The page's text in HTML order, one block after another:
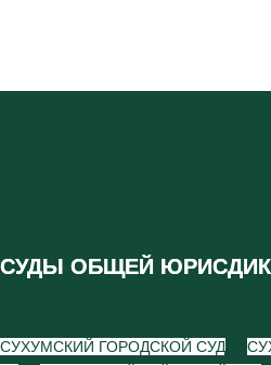
СУДЫ ОБЩЕЙ
СУХУМСКИЙ ГОРОДСКОЙ СУД